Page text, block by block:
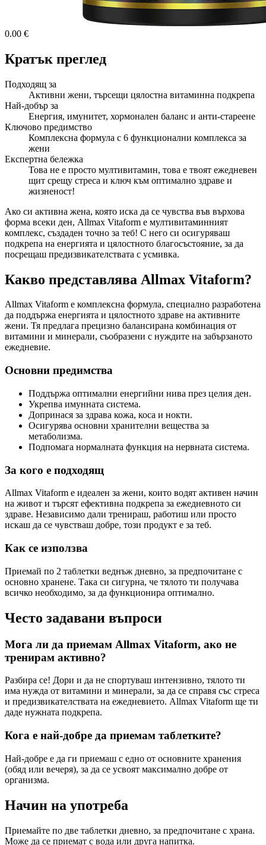
0.00 €
Кратък преглед
Подходящ за
Активни жени, търсещи цялостна витаминна подкрепа
Най-добър за
Енергия, имунитет, хормонален баланс и анти-стареене
Ключово предимство
Комплексна формула с 6 функционални комплекса за
жени
Експертна бележка
Това не е просто мултивитамин, това е твоят ежедневен
щит срещу стреса и ключ към оптимално здраве и
жизненост!
Ако си активна жена, която иска да се чувства във върхова
форма всеки ден, Allmax Vitaform е мултивитаминният
комплекс, създаден точно за теб! С него си осигуряваш
подкрепа на енергията и цялостното благосъстояние, за да
посрещаш предизвикателствата с усмивка.
Какво представлява Allmax Vitaform?
Allmax Vitaform е комплексна формула, специално разработена
да поддържа енергията и цялостното здраве на активните
жени. Тя предлага прецизно балансирана комбинация от
витамини и минерали, съобразени с нуждите на забързаното
ежедневие.
Основни предимства
Поддържа оптимални енергийни нива през целия ден.
Укрепва имунната система.
Допринася за здрава кожа, коса и нокти.
Осигурява основни хранителни вещества за
метаболизма.
Подпомага нормалната функция на нервната система.
За кого е подходящ
Allmax Vitaform е идеален за жени, които водят активен начин
на живот и търсят ефективна подкрепа за ежедневното си
здраве. Независимо дали тренираш, работиш или просто
искаш да се чувстваш добре, този продукт е за теб.
Как се използва
Приемай по 2 таблетки веднъж дневно, за предпочитане с
основно хранене. Така си сигурна, че тялото ти получава
всичко необходимо, за да функционира оптимално.
Често задавани въпроси
Мога ли да приемам Allmax Vitaform, ако не
тренирам активно?
Разбира се! Дори и да не спортуваш интензивно, тялото ти
има нужда от витамини и минерали, за да се справя със стреса
и предизвикателствата на ежедневието. Allmax Vitaform ще ти
даде нужната подкрепа.
Кога е най-добре да приемам таблетките?
Най-добре е да ги приемаш с едно от основните хранения
(обяд или вечеря), за да се усвоят максимално добре от
организма.
Начин на употреба
Приемайте по две таблетки дневно, за предпочитане с храна.
Може да се приемат с вода или друга напитка.